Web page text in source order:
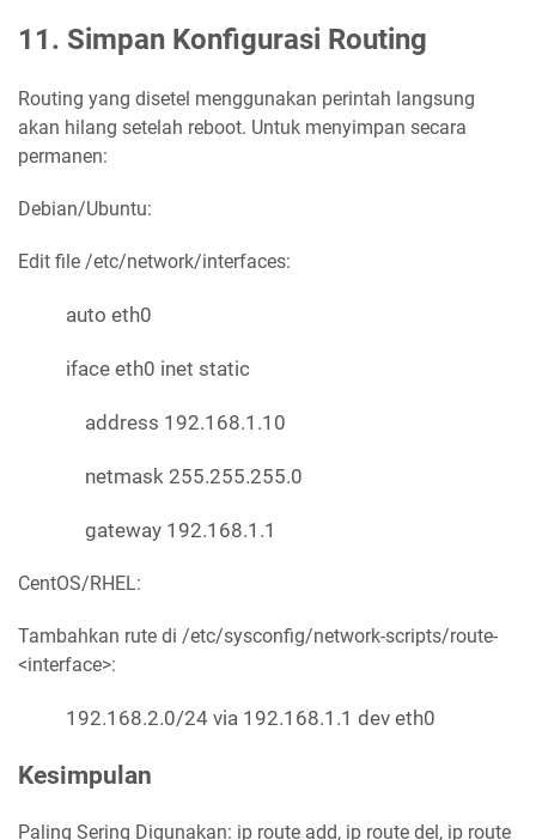
11. Simpan Konfigurasi Routing
Routing yang disetel menggunakan perintah langsung
akan hilang setelah reboot. Untuk menyimpan secara
permanen:
Debian/Ubuntu:
Edit file /etc/network/interfaces:
auto eth0
iface eth0 inet static
address 192.168.1.10
netmask 255.255.255.0
gateway 192.168.1.1
CentOS/RHEL:
Tambahkan rute di /etc/sysconfig/network-scripts/route-
<interface>:
192.168.2.0/24 via 192.168.1.1 dev eth0
Kesimpulan
Paling Sering Digunakan: ip route add, ip route del, ip route